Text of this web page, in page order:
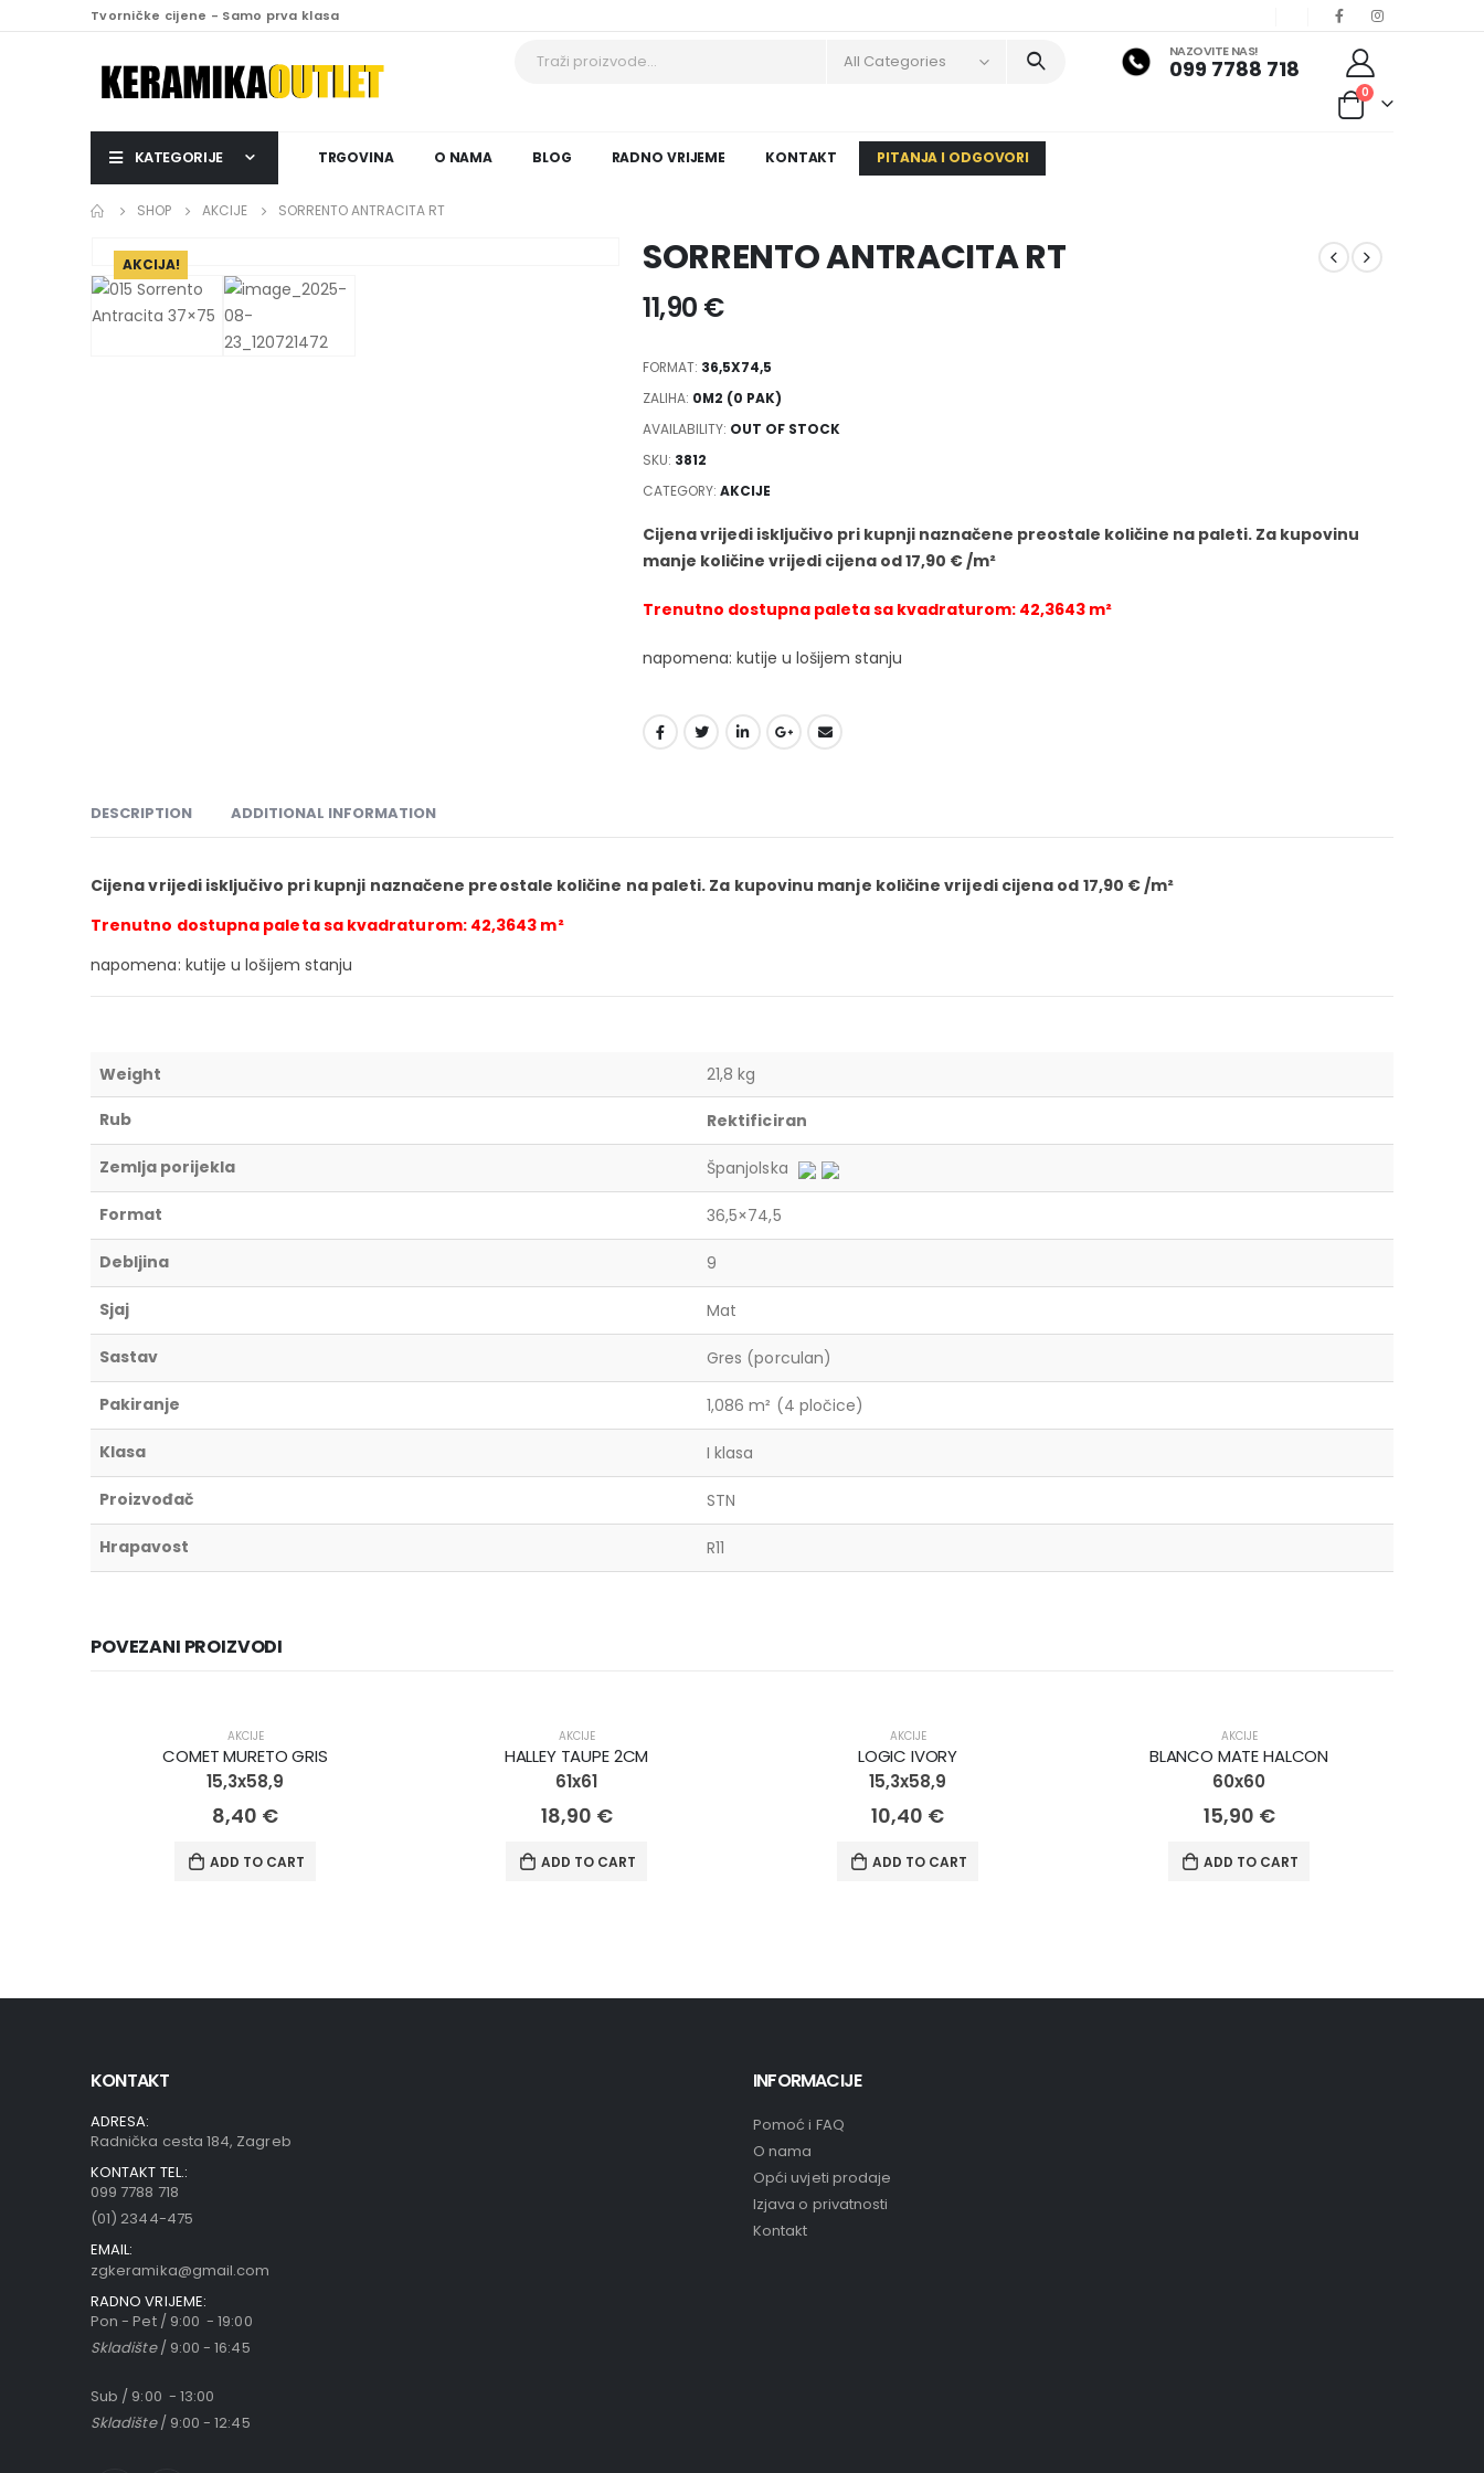
Tvorničke cijene - Samo prva klasa
All Categories NAZOVITE NAS!
099 7788 718
0
KATEGORIJE TRGOVINA O NAMA BLOG RADNO VRIJEME KONTAKT PITANJA I ODGOVORI
SHOP AKCIJE SORRENTO ANTRACITA RT
AKCIJA! SORRENTO ANTRACITA RT
11,90 €
FORMAT: 36,5X74,5
ZALIHA: 0M2 (0 PAK)
AVAILABILITY: OUT OF STOCK
SKU: 3812
CATEGORY: AKCIJE
Cijena vrijedi isključivo pri kupnji naznačene preostale količine na paleti. Za kupovinu
manje količine vrijedi cijena od 17,90 € /m²
Trenutno dostupna paleta sa kvadraturom: 42,3643 m²
napomena: kutije u lošijem stanju
DESCRIPTION ADDITIONAL INFORMATION
Cijena vrijedi isključivo pri kupnji naznačene preostale količine na paleti. Za kupovinu manje količine vrijedi cijena od 17,90 € /m²
Trenutno dostupna paleta sa kvadraturom: 42,3643 m²
napomena: kutije u lošijem stanju
Weight 21,8 kg
Rub Rektificiran
Zemlja porijekla Španjolska
Format 36,5×74,5
Debljina 9
Sjaj Mat
Sastav Gres (porculan)
Pakiranje 1,086 m² (4 pločice)
Klasa I klasa
Proizvođač STN
Hrapavost R11
POVEZANI PROIZVODI
AKCIJE
COMET MURETO GRIS
15,3x58,9
8,40 €
ADD TO CART
AKCIJE
HALLEY TAUPE 2CM
61x61
18,90 €
ADD TO CART
AKCIJE
LOGIC IVORY
15,3x58,9
10,40 €
ADD TO CART
AKCIJE
BLANCO MATE HALCON
60x60
15,90 €
ADD TO CART
KONTAKT
ADRESA:
Radnička cesta 184, Zagreb
KONTAKT TEL.:
099 7788 718
(01) 2344-475
EMAIL:
zgkeramika@gmail.com
RADNO VRIJEME:
Pon - Pet / 9:00 - 19:00
Skladište/ 9:00 - 16:45
Sub / 9:00 - 13:00
Skladište/ 9:00 - 12:45
INFORMACIJE
Pomoć i FAQ
O nama
Opći uvjeti prodaje
Izjava o privatnosti
Kontakt